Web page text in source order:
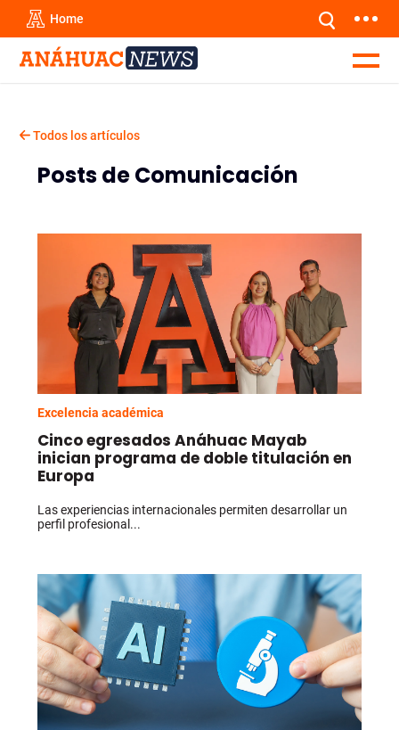
Home
Todos los artículos
Posts de Comunicación
Excelencia académica
Cinco egresados Anáhuac Mayab
inician programa de doble titulación en
Europa
Las experiencias internacionales permiten desarrollar un
perfil profesional...